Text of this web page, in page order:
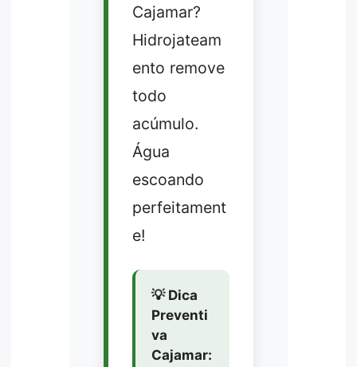
Cajamar?
Hidrojateam
ento remove
todo
acúmulo.
Água
escoando
perfeitament
e!
💡 Dica
Preventi
va
Cajamar: